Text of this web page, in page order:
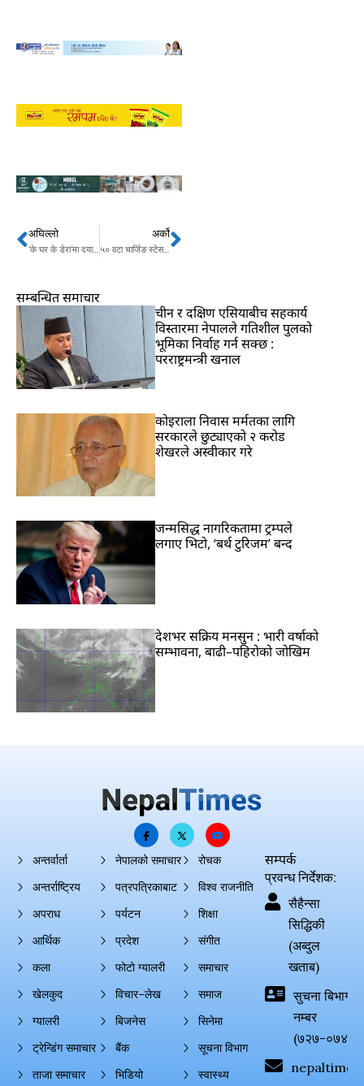
Prev
अघिल्लो
‘के घर के डेरा’मा दयाहाङ र विपिन
अर्को
५० वटा चार्जिङ स्टेसन स्थापना गर्न ग्लोबल टेन्डर आव्हान Next
सम्बन्धित समाचार
चीन र दक्षिण एसियाबीच सहकार्य
विस्तारमा नेपालले गतिशील पुलको
भूमिका निर्वाह गर्न सक्छ :
परराष्ट्रमन्त्री खनाल
कोइराला निवास मर्मतका लागि
सरकारले छुट्याएको २ करोड
शेखरले अस्वीकार गरे
जन्मसिद्ध नागरिकतामा ट्रम्पले
लगाए भिटो, ‘बर्थ टुरिजम’ बन्द
देशभर सक्रिय मनसुन : भारी वर्षाको
सम्भावना, बाढी–पहिरोको जोखिम
अन्तर्वार्ता
अन्तर्राष्ट्रिय
अपराध
आर्थिक
कला
खेलकुद
ग्यालरी
ट्रेन्डिंग समाचार
ताजा समाचार
नेपालको समाचार
पत्रपत्रिकाबाट
पर्यटन
प्रदेश
फोटो ग्यालरी
विचार–लेख
बिजनेस
बैंक
भिडियो
रोचक
विश्व राजनीति
शिक्षा
संगीत
समाचार
समाज
सिनेमा
सूचना विभाग
स्वास्थ्य
सम्पर्क
प्रवन्ध निर्देशक:
सैहैन्सा
सिद्धिकी
(अब्दुल
खताब)
सुचना बिभाग
नम्बर
(७२७-०७४-